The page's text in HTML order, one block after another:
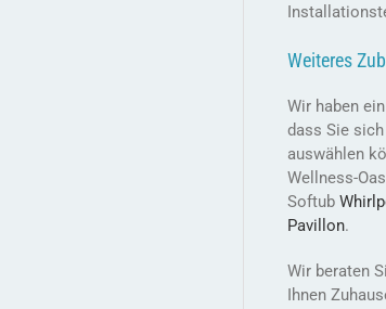
Weiteres
Wir haben
dass Sie
auswählen
Wellness-
Softub
Pavillon.
Wir beraten
Ihnen